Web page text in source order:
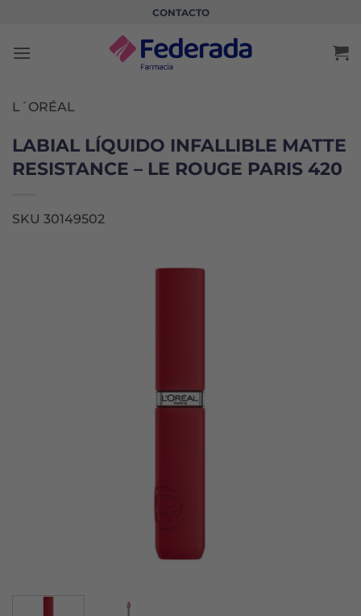
contenido
CONTACTO
L´ORÉAL
LABIAL LÍQUIDO INFALLIBLE MATTE
RESISTANCE – LE ROUGE PARIS 420
SKU 30149502